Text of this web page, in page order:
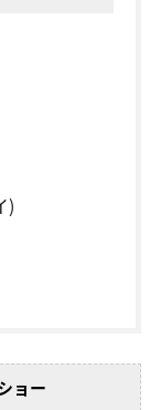
)
ョー